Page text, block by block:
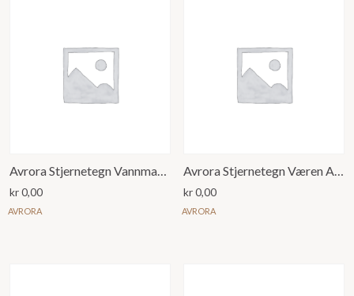
Avrora Stjernetegn Vannmannen Anheng
kr0,00
AVRORA
Avrora Stjernetegn Væren Anheng
kr0,00
AVRORA